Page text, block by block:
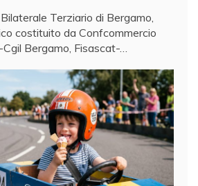
Terziario di Bergamo,
costituito da Confcommercio
Bergamo, Fisascat-…